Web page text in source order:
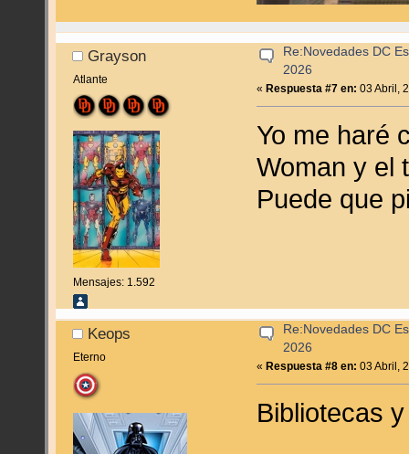
Grayson
Atlante
Mensajes: 1.592
Re:Novedades DC
2026
« Respuesta #7 en: 03 Abril,
Yo me haré
Woman y el
Puede que
Keops
Eterno
Re:Novedades DC
2026
« Respuesta #8 en: 03 Abril,
Bibliotecas